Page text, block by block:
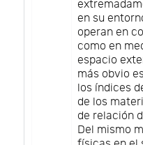
en su
operan en
como en
espacio
más obvio
los índices
de los
de relación
Del mismo